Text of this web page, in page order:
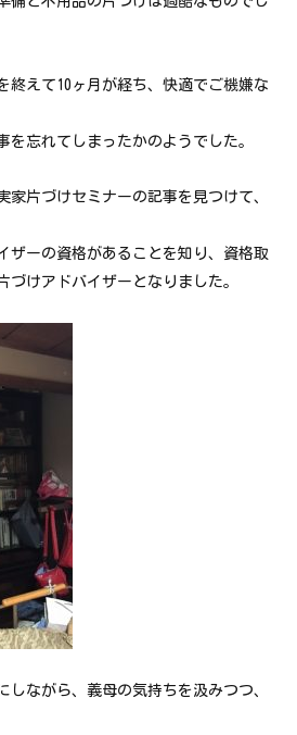
終えて10ヶ月が経ち、快適でご機嫌な
を忘れてしまったかのようでした。
家片づけセミナーの記事を見つけて、
ザーの資格があることを知り、資格取
づけアドバイザーとなりました。
しながら、義母の気持ちを汲みつつ、